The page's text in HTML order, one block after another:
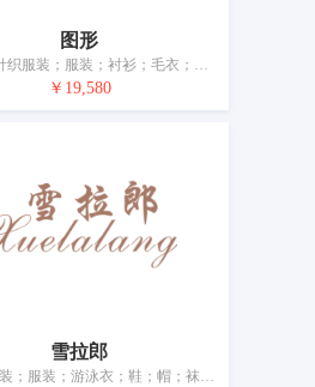
图形
T恤衫；针织服装；服装；衬衫；毛衣；童装；鞋；帽；袜；围巾
￥19,580
雪拉郎
内衣；童装；服装；游泳衣；鞋；帽；袜；手套（服装）；围巾；皮带（服饰用）